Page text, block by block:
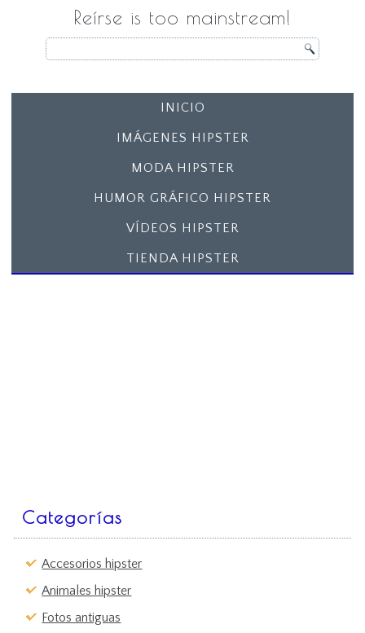
Reírse is too mainstream!
INICIO
IMÁGENES HIPSTER
MODA HIPSTER
HUMOR GRÁFICO HIPSTER
VÍDEOS HIPSTER
TIENDA HIPSTER
Categorías
Accesorios hipster
Animales hipster
Fotos antiguas